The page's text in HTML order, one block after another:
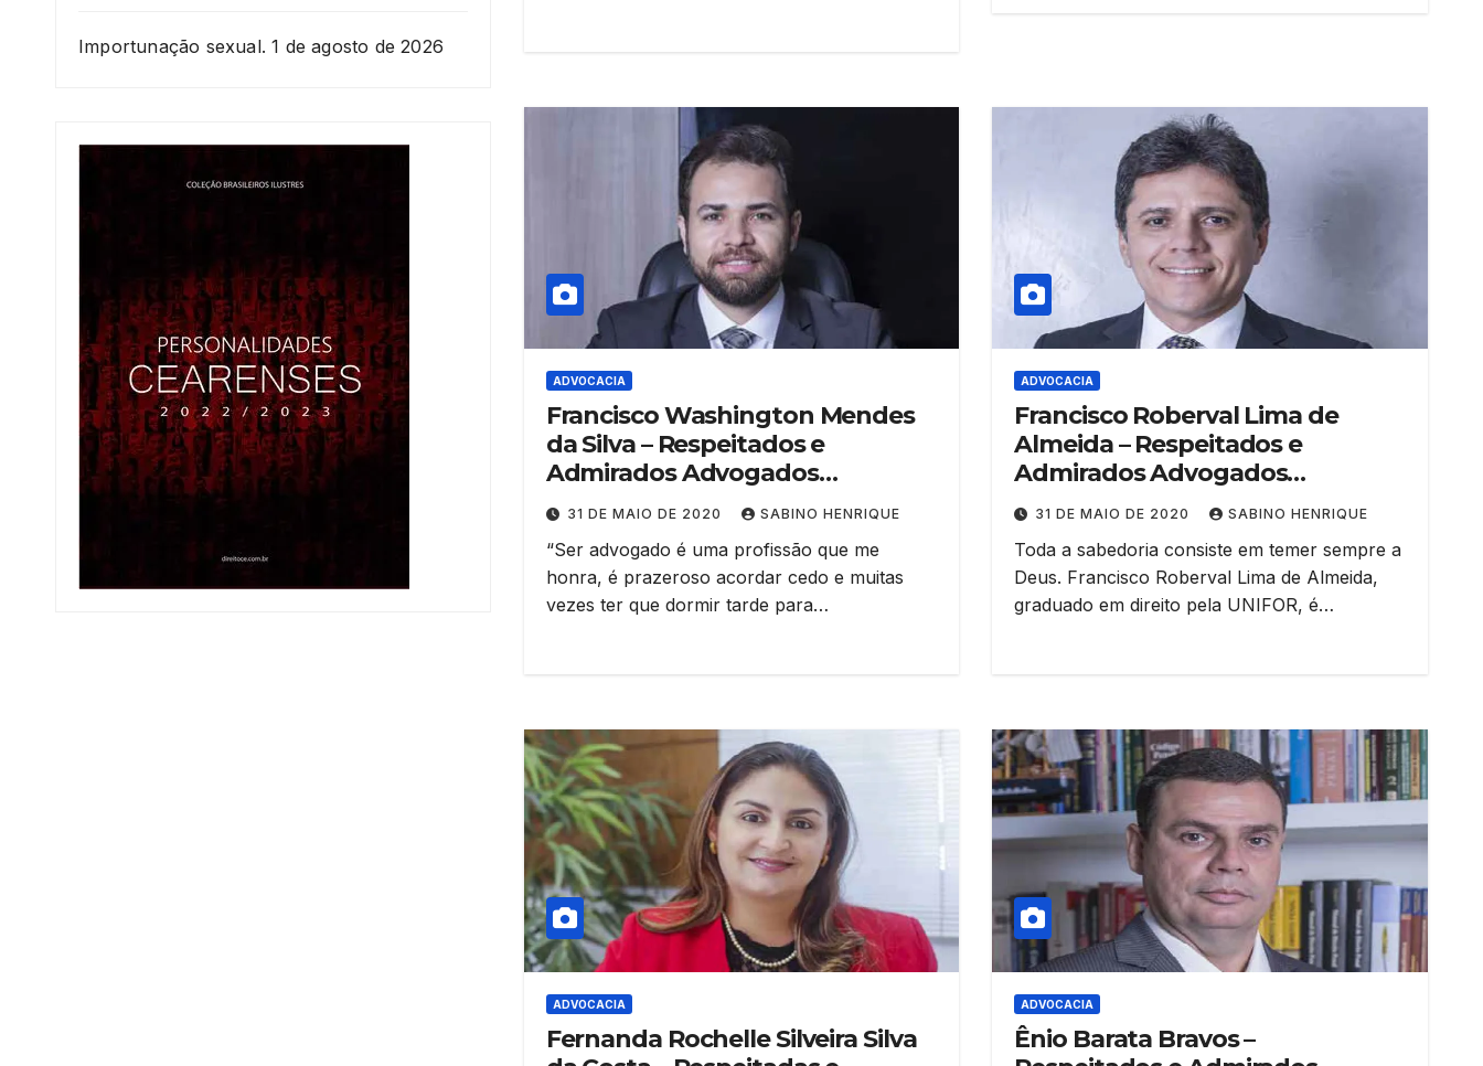
Importunação sexual. 1 de agosto de 2026
ADVOCACIA
Francisco Washington Mendes
da Silva – Respeitados e
Admirados Advogados
Cearenses
31 DE MAIO DE 2020 SABINO HENRIQUE
“Ser advogado é uma profissão que me
honra, é prazeroso acordar cedo e muitas
vezes ter que dormir tarde para…
ADVOCACIA
Francisco Roberval Lima de
Almeida – Respeitados e
Admirados Advogados
Cearenses
31 DE MAIO DE 2020 SABINO HENRIQUE
Toda a sabedoria consiste em temer sempre a
Deus. Francisco Roberval Lima de Almeida,
graduado em direito pela UNIFOR, é…
ADVOCACIA
Fernanda Rochelle Silveira Silva
ADVOCACIA
Ênio Barata Bravos –